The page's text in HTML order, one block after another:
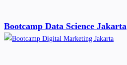
Bootcamp Data Science Jakarta